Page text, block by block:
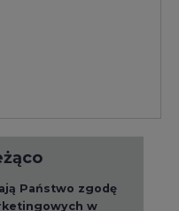
Państwo zgodę
w